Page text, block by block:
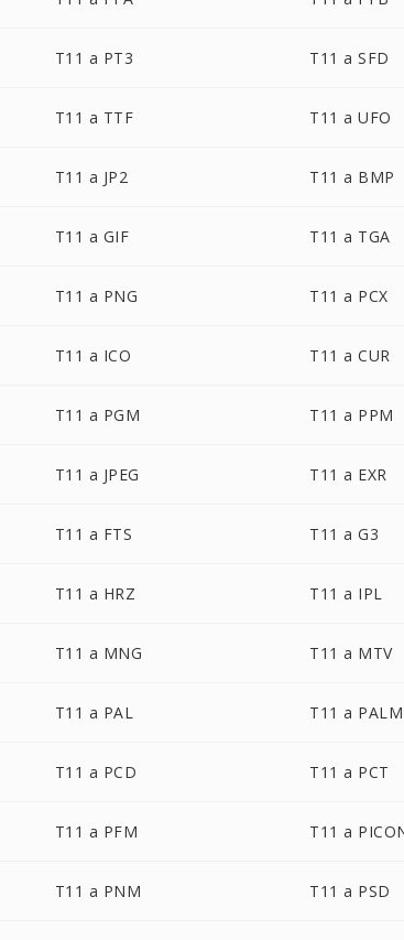
T11 a PT3 T11 a SFD
T11 a TTF T11 a UFO
T11 a JP2 T11 a BMP
T11 a GIF T11 a TGA
T11 a PNG T11 a PCX
T11 a ICO T11 a CUR
T11 a PGM T11 a PPM
T11 a JPEG T11 a EXR
T11 a FTS T11 a G3
T11 a HRZ T11 a IPL
T11 a MNG T11 a MTV
T11 a PAL T11 a PALM
T11 a PCD T11 a PCT
T11 a PFM T11 a
T11 a PNM T11 a PSD